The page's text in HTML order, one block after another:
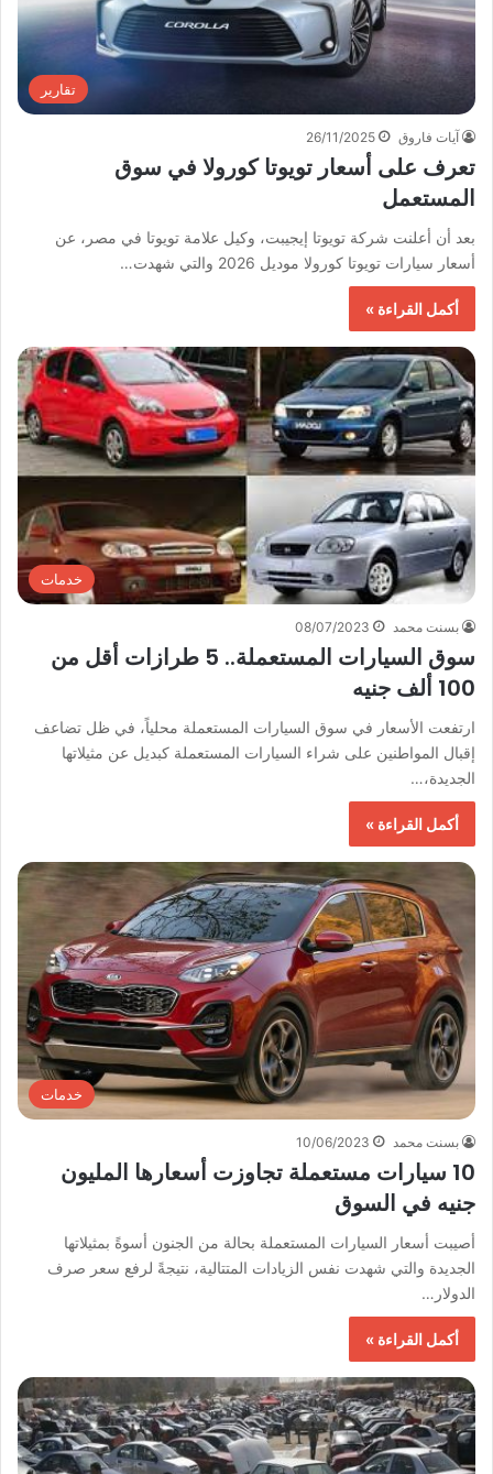
تقارير
آيات فاروق 26/11/2025
تعرف على أسعار تويوتا كورولا في سوق
المستعمل
بعد أن أعلنت شركة تويوتا إيجيبت، وكيل علامة تويوتا في مصر، عن
أسعار سيارات تويوتا كورولا موديل 2026 والتي شهدت…
أكمل القراءة »
خدمات
بسنت محمد 08/07/2023
سوق السيارات المستعملة.. 5 طرازات أقل من
100 ألف جنيه
ارتفعت الأسعار في سوق السيارات المستعملة محلياً، في ظل تضاعف
إقبال المواطنين على شراء السيارات المستعملة كبديل عن مثيلاتها
الجديدة،…
أكمل القراءة »
خدمات
بسنت محمد 10/06/2023
10 سيارات مستعملة تجاوزت أسعارها المليون
جنيه في السوق
أصيبت أسعار السيارات المستعملة بحالة من الجنون أسوةً بمثيلاتها
الجديدة والتي شهدت نفس الزيادات المتتالية، نتيجةً لرفع سعر صرف
الدولار…
أكمل القراءة »